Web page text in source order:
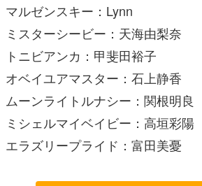
マルゼンスキー：Lynn
ミスターシービー：天海由梨奈
トニビアンカ：甲斐田裕子
オベイユアマスター：石上静香
ムーンライトルナシー：関根明良
ミシェルマイベイビー：高垣彩陽
エラズリープライド：富田美憂